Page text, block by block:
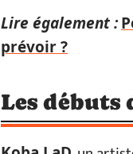
Lire également :
prévoir ?
Les débuts